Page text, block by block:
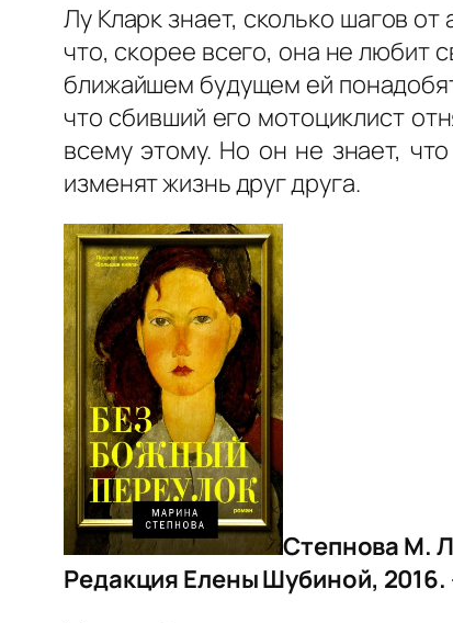
Лу Кларк знает, сколько шагов
что, скорее всего, она не любит
ближайшем будущем ей
что сбивший его мотоциклист
всему этому. Но он не знает,
изменят жизнь друг друга.
Степнова М.
Редакция Елены Шубиной,